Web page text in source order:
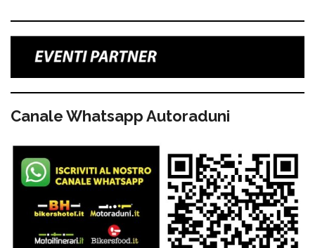
Canale Whatsapp Autoraduni